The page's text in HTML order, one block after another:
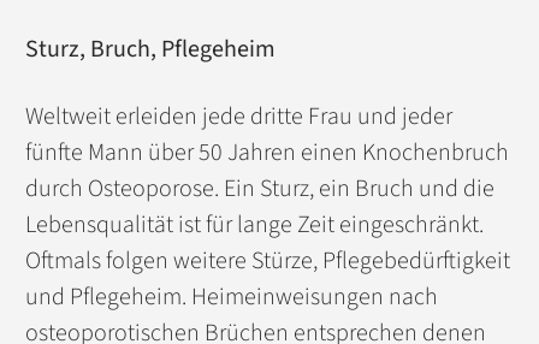
Sturz, Bruch, Pflegeheim
Weltweit erleiden jede dritte Frau und jeder
fünfte Mann über 50 Jahren einen Knochenbruch
durch Osteoporose. Ein Sturz, ein Bruch und die
Lebensqualität ist für lange Zeit eingeschränkt.
Oftmals folgen weitere Stürze, Pflegebedürftigkeit
und Pflegeheim. Heimeinweisungen nach
osteoporotischen Brüchen entsprechen denen